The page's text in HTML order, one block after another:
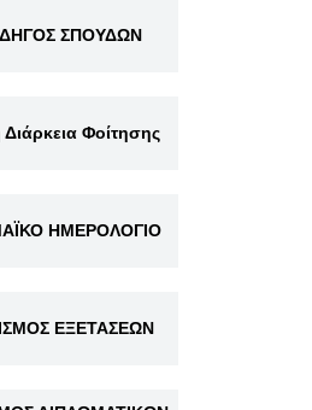
ΣΠΟΥΔΩΝ
Φοίτησης
ΗΜΕΡΟΛΟΓΙΟ
ΕΞΕΤΑΣΕΩΝ